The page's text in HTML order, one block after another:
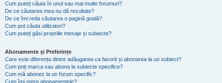
Cum puteți căuta în unul sau mai multe forumuri?
De ce căutarea mea nu dă rezultate?
De ce îmi reda căutarea o pagină goală?
Cum pot căuta utilizatori?
Cum puteți găsi propriile mesaje și subiecte?
Abonamente și Preferințe
Care este diferența dintre adăugarea ca favorit și abonarea la un subiect?
Cum poți marca sau abona la subiecte specifice?
Cum mă abonez la un forum specific?
Cum îmi șterg abonamentele?